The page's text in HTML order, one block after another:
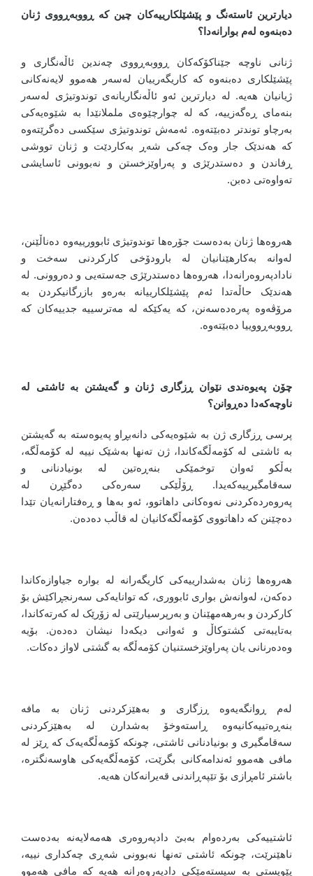
دیارترین ئاستەنگ و پێشێلکارییەکان چین کە ڕووبەڕووی ژنان
دەبنەوە لەم بوارانەدا؟
ژنانی ناوچە جێناکۆکەکان ڕووبەڕووی چەندین ئاڵەنگاری و
پێشێلکاری دەبنەوە کە کاریگەرییان لەسەر هەموو لایەنەکانی
ژیانیان هەیە. لە دیارترین ئەو ئاڵەنگاریانەی توندوتیژی لەسەر
بنەمای ڕەگەزییە، کە لە چوارچێوەی ململانێدا بە شێوەیەکی
بەرچاو توندتر دەبێتەوە. ئەمەش توندوتیژی سێکسی دەگرێتەوە
کە هەندێک جار وەک چەکی شەڕ بەکاردێت و ژنان تووشی
ڕفاندن و دەستدرێژی و پەراوێزخستن و نەبوونی ئاسایشی
تەواوەتی دەبن.
هەروەها ژنان بەدەست جۆرەها توندوتیژی ئابوورییەوە دەناڵێنن،
لەوانە بەکارهێنانیان لە بارودۆخی کارکردنی سەخت و
نادادپەروەرانەدا، هەروەها دەستدرێژی جەستەیی و دەروونی. لە
هەندێک حاڵەتدا ئەم پێشێلکارییانە بەرەو بازرگانیکردن بە
مرۆڤەوە پەرەدەسەنن، کە یەکێکە لە مەترسییە جدییەکان کە
ڕووبەڕووییا دەبێتەوە.
چۆن پەیوەندی نێوان ڕزگاری ژنان و گەیشتن بە ئاشتی لە
ناوچەکەدا دەڕوانن؟
پرسی ڕزگاری ژن بە شێوەیەکی دانەبڕاو پەیوەستە بە گەیشتن
بە ئاشتی لە کۆمەڵگەکاندا، ژن تەنها بەشێک نییە لە کۆمەڵگە،
بەڵکو ئەوان توخمێکی بنەڕەتین لە بونیادنانی و
سەقامگیرییەکەیدا. ڕۆڵێکی سەرەکی دەگێڕن لە
پەروەردەکردنی نەوەکانی داهاتوو، ئەو بەها و ڕەفتارانەیان تێدا
دەچێنن کە داهاتووی کۆمەڵگەکانیان لە قاڵب دەدەن.
هەروەها ژنان بەشدارییەکی کاریگەرانە لە بوارە جیاوازەکاندا
دەکەن، لەوانەش بواری ئابووری، کە توانایەکی سەرنجڕاکێش بۆ
کارکردن و بەرهەمهێنان و بەرپرسیارێتی لە زۆرێک لە کەرتەکاندا،
بەتایبەتی کشتوکاڵ و ئەوانی دیکەدا نیشان دەدەن. بۆیە
وەدەرنانی یان پەراوێزخستنیان کۆمەڵگە بە گشتی لاواز دەکات.
لەم ڕوانگەیەوە ڕزگاری و بەهێزکردنی ژنان بە مافە
بنەڕەتییەکانیەوە ڕاستەوخۆ بەشدارن لە بەهێزکردنی
سەقامگیری و بونیادنانی ئاشتی، چونکە کۆمەڵگەیەک کە ڕێز لە
مافی هەموو ئەندامەکانی بگرێت، کۆمەڵگەیەکی هاوسەنگترە،
باشتر ئامڕازی بۆ تێپەڕاندنی قەیرانەکان هەیە.
ئاشتییەکی بەردەوام بەبێ دادپەروەری هەمەلایەنە بەدەست
ناهێنرێت، چونکە ئاشتی تەنها نەبوونی شەڕی چەکداری نییە،
پێویستی بە سیستەمێکی دادپەروەرانە هەیە کە مافی هەموو